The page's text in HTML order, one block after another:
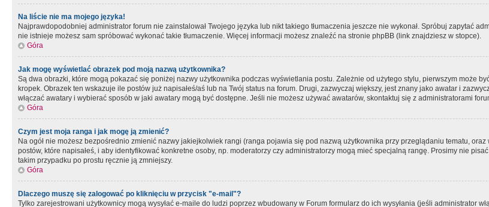
Na liście nie ma mojego języka!
Najprawdopodobniej administrator forum nie zainstalował Twojego języka lub nikt takiego tłumaczenia jeszcze nie wykonał. Spróbuj zapytać
nie istnieje możesz sam spróbować wykonać takie tłumaczenie. Więcej informacji możesz znaleźć na stronie phpBB (link znajdziesz w stopce).
Góra
Jak mogę wyświetlać obrazek pod moją nazwą użytkownika?
Są dwa obrazki, które mogą pokazać się poniżej nazwy użytkownika podczas wyświetlania postu. Zależnie od użytego stylu, pierwszym może
kropek. Obrazek ten wskazuje ile postów już napisałeś/aś lub na Twój status na forum. Drugi, zazwyczaj większy, jest znany jako awatar i
włączać awatary i wybierać sposób w jaki awatary mogą być dostępne. Jeśli nie możesz używać awatarów, skontaktuj się z administratorami
Góra
Czym jest moja ranga i jak mogę ją zmienić?
Na ogół nie możesz bezpośrednio zmienić nazwy jakiejkolwiek rangi (ranga pojawia się pod nazwą użytkownika przy przeglądaniu tematu,
postów, które napisałeś, i aby identyfikować konkretne osoby, np. moderatorzy czy administratorzy mogą mieć specjalną rangę. Prosimy nie
takim przypadku po prostu ręcznie ją zmniejszy.
Góra
Dlaczego muszę się zalogować po kliknięciu w przycisk "e-mail"?
Tylko zarejestrowani użytkownicy mogą wysyłać e-maile do ludzi poprzez wbudowany w Forum formularz do ich wysyłania (jeśli administrator